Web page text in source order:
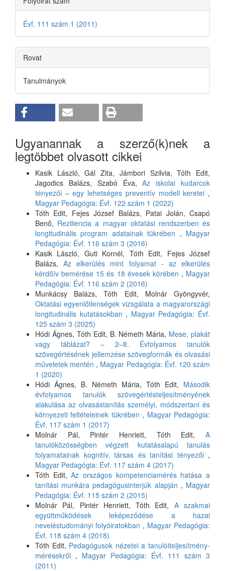
Évf. 111 szám 1 (2011)
Rovat
Tanulmányok
Ugyanannak a szerző(k)nek a
legtöbbet olvasott cikkei
Kasik László, Gál Zita, Jámbori Szilvia, Tóth Edit,
Jagodics Balázs, Szabó Éva,Az iskolai kudarcok
tényezői – egy lehetséges preventív modell keretei ,
Magyar Pedagógia: Évf. 122 szám 1 (2022)
Tóth Edit, Fejes József Balázs, Patai Jolán, Csapó
Benő, Reziliencia a magyar oktatási rendszerben és
longitudinális program adatainak tükrében , Magyar
Pedagógia: Évf. 116 szám 3 (2016)
Kasik László, Guti Kornél, Tóth Edit, Fejes József
Balázs,Az elkerülés mint folyamat - az elkerülés
kérdőív bemérése 15 és 18 évesek körében , Magyar
Pedagógia: Évf. 116 szám 2 (2016)
Munkácsy Balázs, Tóth Edit, Molnár Gyöngyvér,
Oktatási egyenlőtlenségek vizsgálata a magyarországi
longitudinális kutatásokban , Magyar Pedagógia: Évf.
125 szám 3 (2025)
Hódi Ágnes, Tóth Edit, B. Németh Mária, Mese, plakát
vagy táblázat? – 2–8. Évfolyamos tanulók
szövegértésének jellemzése szövegformák és olvasási
műveletek mentén , Magyar Pedagógia: Évf. 120 szám
1 (2020)
Hódi Ágnes, B. Németh Mária, Tóth Edit, Második
évfolyamos tanulók szövegértésteljesítményének
alakulása az olvasástanítás személyi, módszertani és
környezeti feltételeinek tükrében , Magyar Pedagógia:
Évf. 117 szám 1 (2017)
Molnár Pál, Pintér Henriett, Tóth Edit, A
tanulóközösségben végzett kutatásalapú tanulás
folyamatainak kognitív, társas és tanítási tényezői ,
Magyar Pedagógia: Évf. 117 szám 4 (2017)
Tóth Edit,Az országos kompetenciamérés hatása a
tanítási munkára pedagógusinterjúk alapján , Magyar
Pedagógia: Évf. 115 szám 2 (2015)
Molnár Pál, Pintér Henriett, Tóth Edit, A szakmai
együttműködések leképeződése a hazai
neveléstudományi folyóiratokban , Magyar Pedagógia:
Évf. 118 szám 4 (2018)
Tóth Edit, Pedagógusok nézetei a tanulóiteljesítmény-
mérésekről , Magyar Pedagógia: Évf. 111 szám 3
(2011)